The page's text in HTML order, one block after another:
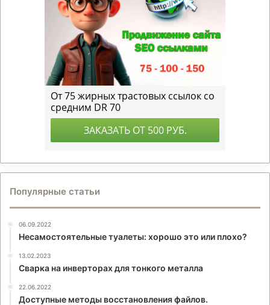
Популярные статьи
06.09.2022
Несамостоятельные туалеты: хорошо это или плохо?
13.02.2023
Сварка на инверторах для тонкого металла
22.06.2022
Доступные методы восстановления файлов.